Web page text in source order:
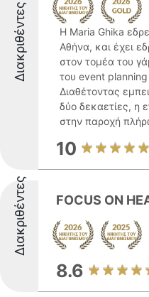
Διακριθέντες
Η Maria Ghika
Αθήνα, και έχει
στον τομέα του
του event
Διαθέτοντας
δύο δεκαετίες, η
στην παροχή
10
Διακριθέντες FOCUS ON
8.6